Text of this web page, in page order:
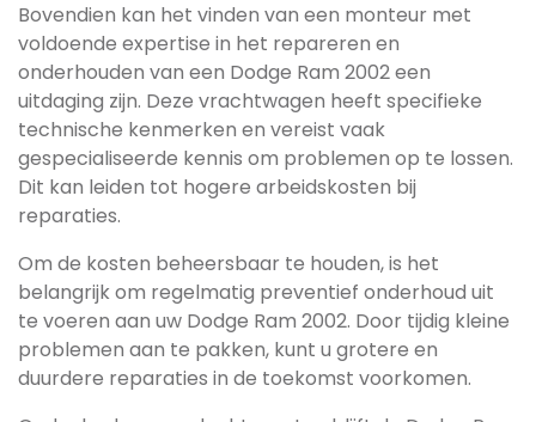
Bovendien kan het vinden van een monteur met
voldoende expertise in het repareren en
onderhouden van een Dodge Ram 2002 een
uitdaging zijn. Deze vrachtwagen heeft specifieke
technische kenmerken en vereist vaak
gespecialiseerde kennis om problemen op te lossen.
Dit kan leiden tot hogere arbeidskosten bij
reparaties.
Om de kosten beheersbaar te houden, is het
belangrijk om regelmatig preventief onderhoud uit
te voeren aan uw Dodge Ram 2002. Door tijdig kleine
problemen aan te pakken, kunt u grotere en
duurdere reparaties in de toekomst voorkomen.